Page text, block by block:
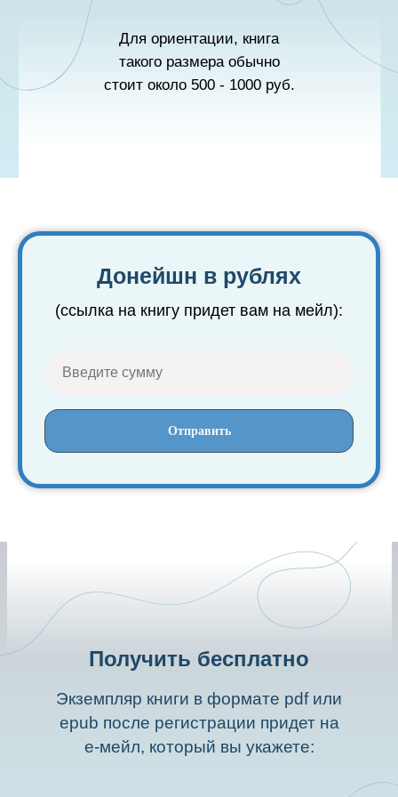
Для ориентации, книга
такого размера обычно
стоит около 500 - 1000 руб.
Донейшн в рублях
(ссылка на книгу придет вам на мейл):
Отправить
Экземпляр книги в формате pdf или
epub после регистрации придет на
е-мейл, который вы укажете:
Получить бесплатно